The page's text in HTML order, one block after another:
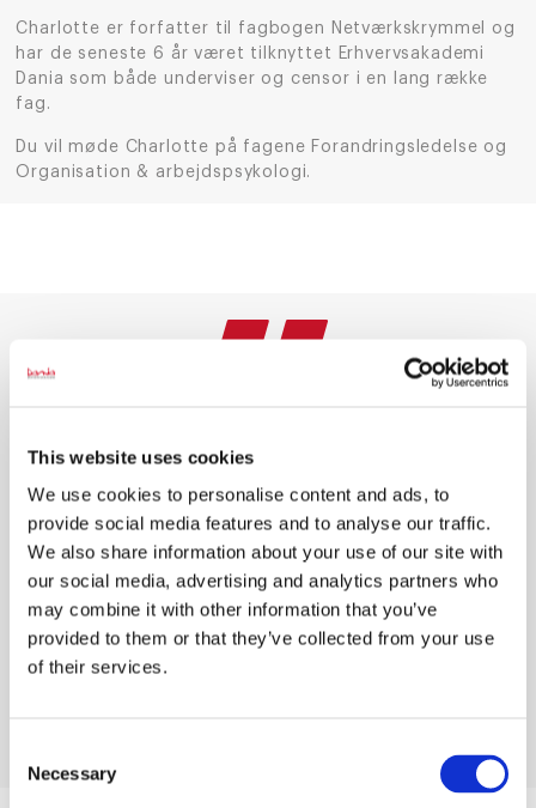
This website uses cookies
We use cookies to personalise content and ads, to
provide social media features and to analyse our traffic.
We also share information about your use of our site with
our social media, advertising and analytics partners who
may combine it with other information that you’ve
provided to them or that they’ve collected from your use
of their services.
Selection
Necessary
Charlotte er forfatter til fagbogen Netværkskrymmel og
har de seneste 6 år været tilknyttet Erhvervsakademi
Dania som både underviser og censor i en lang række
fag.
Du vil møde Charlotte på fagene Forandringsledelse og
Organisation & arbejdspsykologi.
”Jeg valgte akademiuddannelsen i ledelse fordi
jeg vil forbedre mig fagligt. Det har jeg opnået,
og jeg er i særdeleshed blevet meget bedre til at
reflektere over de ting, jeg lærer, og hvordan jeg
kan bruge dem aktivt. I den proces har det
hjulpet mig, at vi er rigtig gode til at sparre med
hinanden i forbindelse med undervisningen,
udveksle erfaringer og snakke om de problema-